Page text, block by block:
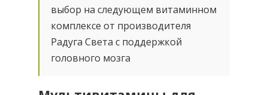
выбор на следующем витаминном
комплексе от производителя
Радуга Света с поддержкой
головного мозга